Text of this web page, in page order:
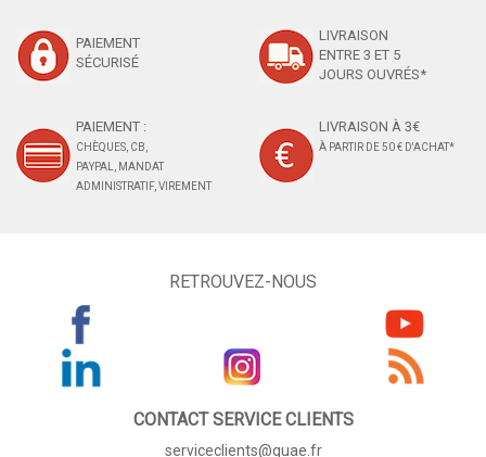
PAIEMENT
SÉCURISÉ
LIVRAISON
ENTRE 3 ET 5
JOURS OUVRÉS*
PAIEMENT :
CHÈQUES, CB,
PAYPAL, MANDAT
ADMINISTRATIF, VIREMENT
LIVRAISON À 3€
À PARTIR DE 50 € D'ACHAT*
RETROUVEZ-NOUS
CONTACT SERVICE CLIENTS
serviceclients@quae.fr